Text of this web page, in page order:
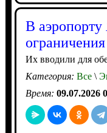
В аэропорту
ограничения
Их вводили для
Категория: Все\
Время: 09.07.2026